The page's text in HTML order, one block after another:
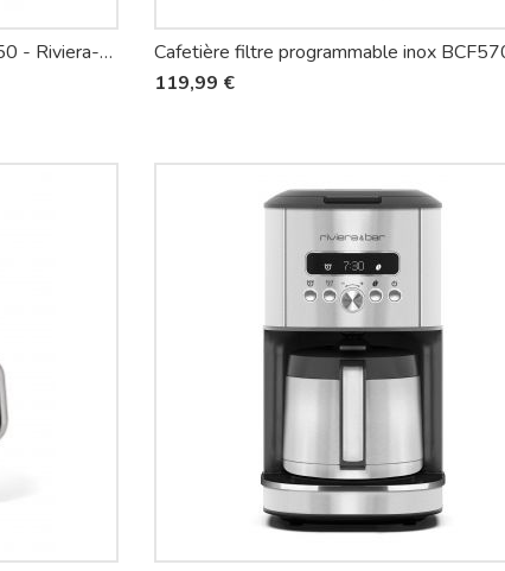
Cafetière filtre digitale inox BCF550 - Riviera-et-Bar
119,99 €